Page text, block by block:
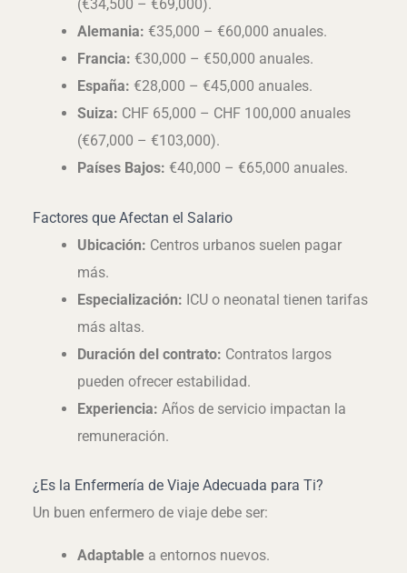
(€34,500 – €69,000).
Alemania: €35,000 – €60,000 anuales.
Francia: €30,000 – €50,000 anuales.
España: €28,000 – €45,000 anuales.
Suiza: CHF 65,000 – CHF 100,000 anuales
(€67,000 – €103,000).
Países Bajos: €40,000 – €65,000 anuales.
Factores que Afectan el Salario
Ubicación: Centros urbanos suelen pagar
más.
Especialización: ICU o neonatal tienen tarifas
más altas.
Duración del contrato: Contratos largos
pueden ofrecer estabilidad.
Experiencia: Años de servicio impactan la
remuneración.
¿Es la Enfermería de Viaje Adecuada para Ti?
Un buen enfermero de viaje debe ser:
Adaptable a entornos nuevos.